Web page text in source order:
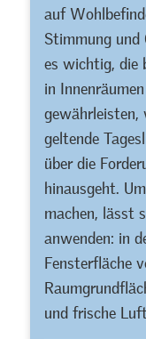
auf
Stimmung und
es wichtig, die
in
gewährleisten,
geltende
über die
hinausgeht.
machen, lässt
anwenden: in
Fensterfläche
und frische